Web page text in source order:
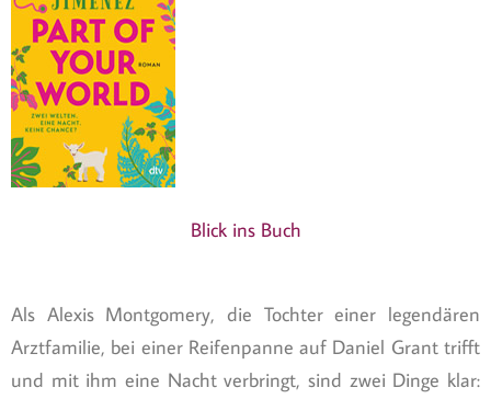
Blick ins Buch
Als Alexis Montgomery, die Tochter einer legendären
Arztfamilie, bei einer Reifenpanne auf Daniel Grant trifft
und mit ihm eine Nacht verbringt, sind zwei Dinge klar: